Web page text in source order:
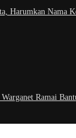
Harumkan Nama
Ramai